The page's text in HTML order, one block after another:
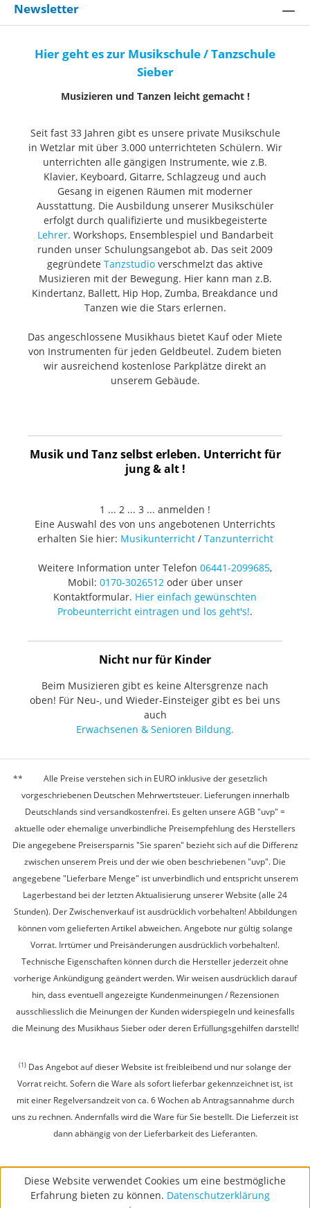
Newsletter
Hier geht es zur Musikschule / Tanzschule
Sieber
Musizieren und Tanzen leicht gemacht !
Seit fast 33 Jahren gibt es unsere private Musikschule
in Wetzlar mit über 3.000 unterrichteten Schülern. Wir
unterrichten alle gängigen Instrumente, wie z.B.
Klavier, Keyboard, Gitarre, Schlagzeug und auch
Gesang in eigenen Räumen mit moderner
Ausstattung. Die Ausbildung unserer Musikschüler
erfolgt durch qualifizierte und musikbegeisterte
Lehrer. Workshops, Ensemblespiel und Bandarbeit
runden unser Schulungsangebot ab. Das seit 2009
gegründete Tanzstudio verschmelzt das aktive
Musizieren mit der Bewegung. Hier kann man z.B.
Kindertanz, Ballett, Hip Hop, Zumba, Breakdance und
Tanzen wie die Stars erlernen.
Das angeschlossene Musikhaus bietet Kauf oder Miete
von Instrumenten für jeden Geldbeutel. Zudem bieten
wir ausreichend kostenlose Parkplätze direkt an
unserem Gebäude.
Musik und Tanz selbst erleben. Unterricht für
jung & alt !
1 ... 2 ... 3 ... anmelden !
Eine Auswahl des von uns angebotenen Unterrichts
erhalten Sie hier: Musikunterricht/ Tanzunterricht
Weitere Information unter Telefon 06441-2099685,
Mobil: 0170-3026512oder über unser
Kontaktformular. Hier einfach gewünschten
Probeunterricht eintragen und los geht's!.
Nicht nur für Kinder
Beim Musizieren gibt es keine Altersgrenze nach
oben! Für Neu-, und Wieder-Einsteiger gibt es bei uns
auch
Erwachsenen & Senioren Bildung.
Alle Preise verstehen sich in EURO inklusive der gesetzlich
vorgeschriebenen Deutschen Mehrwertsteuer. Lieferungen innerhalb
Deutschlands sind versandkostenfrei. Es gelten unsere AGB "uvp" =
aktuelle oder ehemalige unverbindliche Preisempfehlung des Herstellers
Die angegebene Preisersparnis "Sie sparen" bezieht sich auf die Differenz
zwischen unserem Preis und der wie oben beschriebenen "uvp". Die
angegebene "Lieferbare Menge" ist unverbindlich und entspricht unserem
Lagerbestand bei der letzten Aktualisierung unserer Website (alle 24
Stunden). Der Zwischenverkauf ist ausdrücklich vorbehalten! Abbildungen
können vom gelieferten Artikel abweichen. Angebote nur gültig solange
Vorrat. Irrtümer und Preisänderungen ausdrücklich vorbehalten!.
Technische Eigenschaften können durch die Hersteller jederzeit ohne
vorherige Ankündigung geändert werden. Wir weisen ausdrücklich darauf
hin, dass eventuell angezeigte Kundenmeinungen / Rezensionen
ausschliesslich die Meinungen der Kunden widerspiegeln und keinesfalls
die Meinung des Musikhaus Sieber oder deren Erfüllungsgehilfen darstellt!
(1) Das Angebot auf dieser Website ist freibleibend und nur solange der
Vorrat reicht. Sofern die Ware als sofort lieferbar gekennzeichnet ist, ist
mit einer Regelversandzeit von ca. 6 Wochen ab Antragsannahme durch
uns zu rechnen. Andernfalls wird die Ware für Sie bestellt. Die Lieferzeit ist
dann abhängig von der Lieferbarkeit des Lieferanten.
Diese Website verwendet Cookies um eine bestmögliche
Erfahrung bieten zu können. Datenschutzerklärung